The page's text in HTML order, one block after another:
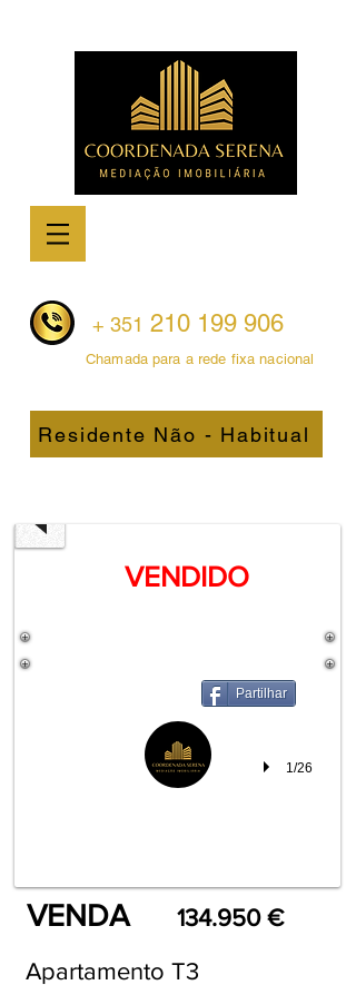
+ 351 210 199 906
Chamada para a rede fixa nacional
Residente Não - Habitual
1/26
Partilhar
VENDIDO
VENDA 134.950 €
Apartamento T3